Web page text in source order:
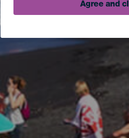
Agree and